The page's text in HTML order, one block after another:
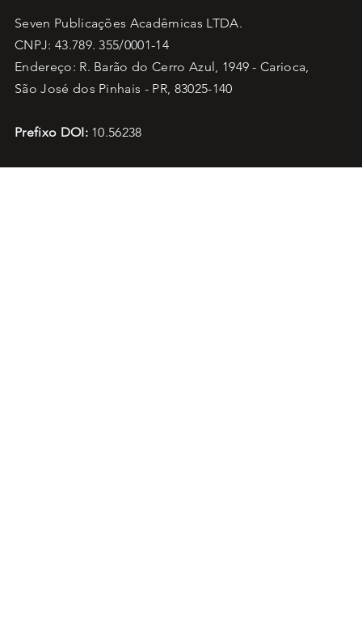
Seven Publicações Acadêmicas LTDA.
CNPJ: 43.789. 355/0001-14
Endereço: R. Barão do Cerro Azul, 1949 - Carioca,
São José dos Pinhais - PR, 83025-140
Prefixo DOI:10.56238